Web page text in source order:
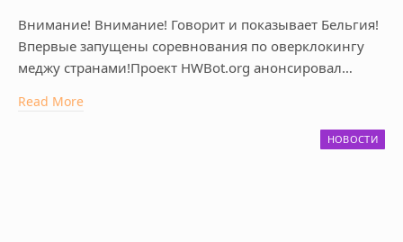
Внимание! Внимание! Говорит и показывает Бельгия!
Впервые запущены соревнования по оверклокингу
меджу странами!Проект HWBot.org анонсировал…
Read More
НОВОСТИ